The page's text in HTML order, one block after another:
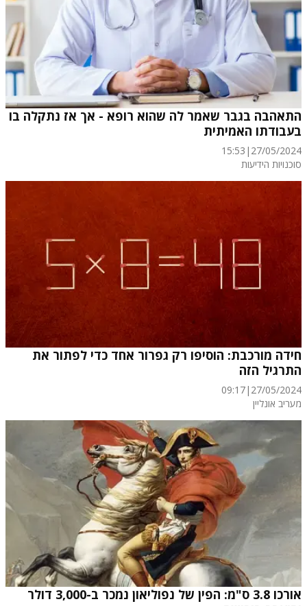
התאהבה בגבר שאמר לה שהוא רופא - אך אז נתקלה בו
בעבודתו האמיתית
27/05/2024
|
15:53
סוכנויות הידיעות
חידה מורכבת: הוסיפו רק גפרור אחד כדי לפתור את
התרגיל הזה
27/05/2024
|
09:17
מעריב אונליין
אורכו 3.8 ס"מ: הפין של נפוליאון נמכר ב-3,000 דולר